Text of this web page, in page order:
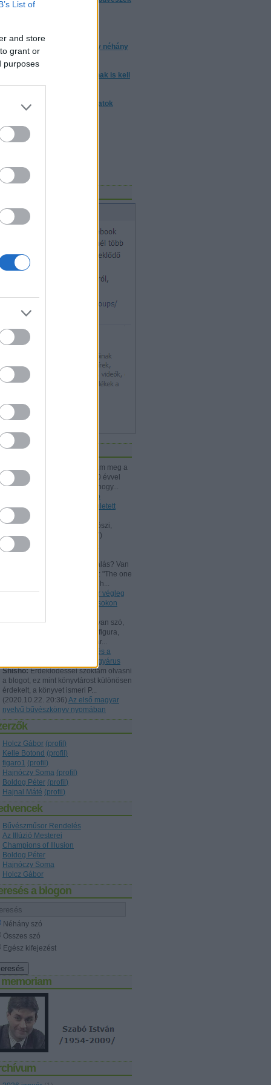
List of
and store
grant or
purposes
a bizonyos 10 000 óra, avagy néhány
a gyakorlásról
elég ártatlannak lenni. Annak is kell
trükköt! - trükkmagyarázatok
keres!
hete
topikok
Nagymamámtól kaptam meg a
25 Kártyatrükköt, amit ő kb. 20 évvel
korábban vehetett. (Jó tudni, hogy...
A Rodolfo
bűvészdobozok - 110 éve született
Rodolfo
Kelle Botond:
@Omcsesz: Köszi,
javítottam.
2024.06.18. 10:17)
Beszámoló a bűvész Európa-
bajnokságról - FISM 2024
@Kelle Botond: És, csalás? Van
tudományos magyarázat erre: "The one
he bent with me peering over h...
(2021.07.25. 19:15
Uri Geller végleg
"megtért": bűvészkongresszusokon
Shisho:Szerintem itt is arról van szó,
hogy egy ennyire kidolgozott figura,
brand esetén fontos, hogy már...
Rodolfo és a
Dunából kimentett kínai gyöngyárus
Shisho:Érdeklődéssel szoktam olvasni
a blogot, ez mint könyvtárost különösen
érdekelt, a könyvet ismeri P...
(2020.10.22. 20:36) Az első magyar
nyelvű bűvészkönyv nyomában
Holcz Gábor (profil )
Kelle Botond (profil )
figaro1 (profil )
Hajnóczy Soma (profil )
Boldog Péter (profil )
Hajnal Máté (profil )
Bűvészműsor Rendelés
Az Illúzió Mesterei
Champions of Illusion
Boldog Péter
Hajnóczy Soma
Holcz Gábor
a blogon
Néhány szó
Összes szó
Egész kifejezést
memoriam